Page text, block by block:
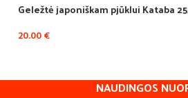
Geležtė japoniškam pjūklui Kataba
20.00€
NAUDINGOS